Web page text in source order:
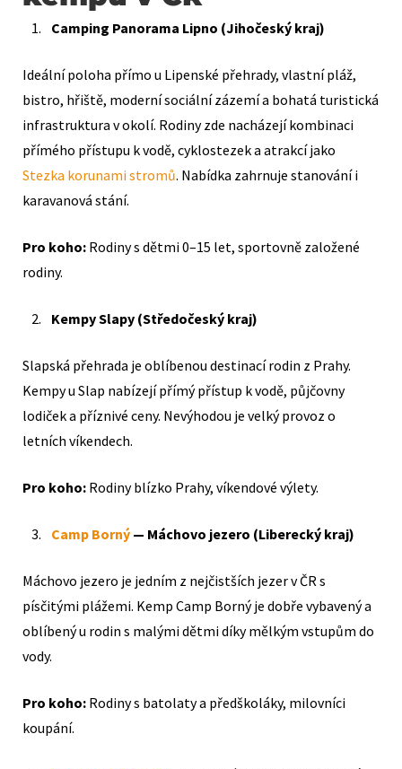
Camping Panorama Lipno (Jihočeský kraj)
Ideální poloha přímo u Lipenské přehrady, vlastní pláž,
bistro, hřiště, moderní sociální zázemí a bohatá turistická
infrastruktura v okolí. Rodiny zde nacházejí kombinaci
přímého přístupu k vodě, cyklostezek a atrakcí jako
Stezka korunami stromů. Nabídka zahrnuje stanování i
karavanová stání.
Pro koho: Rodiny s dětmi 0–15 let, sportovně založené
rodiny.
Kempy Slapy (Středočeský kraj)
Slapská přehrada je oblíbenou destinací rodin z Prahy.
Kempy u Slap nabízejí přímý přístup k vodě, půjčovny
lodiček a příznivé ceny. Nevýhodou je velký provoz o
letních víkendech.
Pro koho: Rodiny blízko Prahy, víkendové výlety.
Camp Borný — Máchovo jezero (Liberecký kraj)
Máchovo jezero je jedním z nejčistších jezer v ČR s
písčitými plážemi. Kemp Camp Borný je dobře vybavený a
oblíbený u rodin s malými dětmi díky mělkým vstupům do
vody.
Pro koho: Rodiny s batolaty a předškoláky, milovníci
koupání.